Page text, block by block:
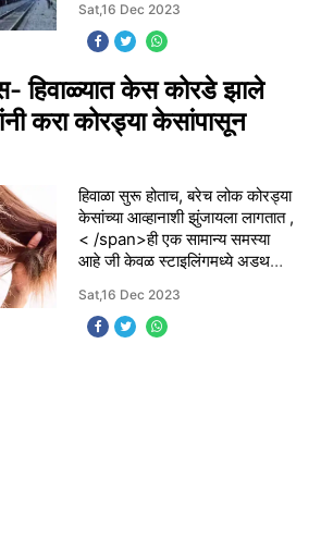
Indianrailways.gov.in द्वारे
ऑनलाइन अर्ज करू शकतात. या भरती
Sat,16 Dec 2023
हिवाळ्यात केस कोरडे झाले
करा कोरड्या केसांपासून
हिवाळा सुरू होताच, बरेच लोक कोरड्या
केसांच्या आव्हानाशी झुंजायला लागतात ,
< /span>ही एक सामान्य समस्या
आहे जी केवळ स्टाइलिंगमध्ये अडथळा
देखील निर्माण करू शकते. या कोरड
Sat,16 Dec 2023